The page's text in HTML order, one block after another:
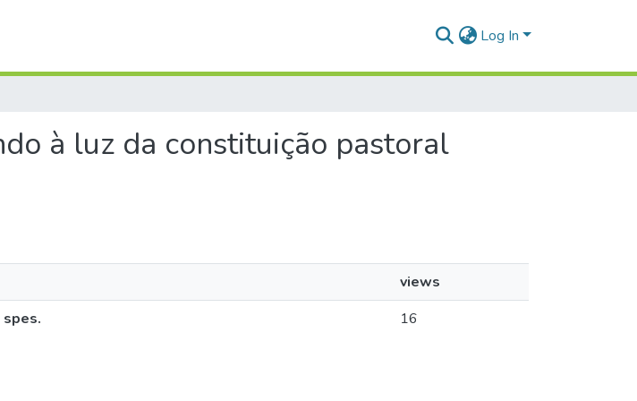
Log In
à luz da constituição pastoral
views
16